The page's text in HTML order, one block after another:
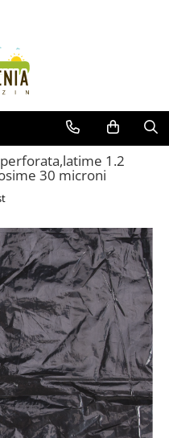
1.2
30 microni